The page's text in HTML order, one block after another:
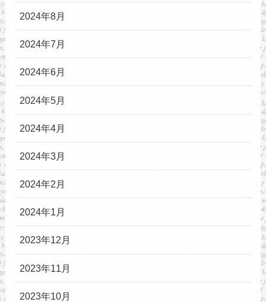
2024年8月
2024年7月
2024年6月
2024年5月
2024年4月
2024年3月
2024年2月
2024年1月
2023年12月
2023年11月
2023年10月